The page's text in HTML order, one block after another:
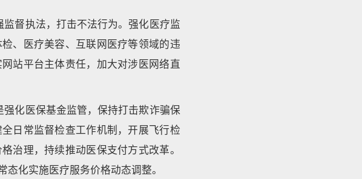
监督执法，打击不法行为。强化医疗监
、医疗美容、互联网医疗等领域的违
站平台主体责任，加大对涉医网络直
强化医保基金监管，保持打击欺诈骗保
日常监督检查工作机制，开展飞行检
治理，持续推动医保支付方式改革。
化实施医疗服务价格动态调整。